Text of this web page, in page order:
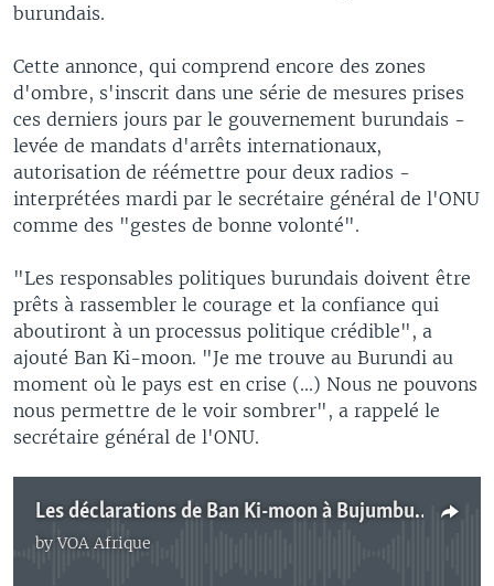
burundais.
Cette annonce, qui comprend encore des zones
d'ombre, s'inscrit dans une série de mesures prises
ces derniers jours par le gouvernement burundais -
levée de mandats d'arrêts internationaux,
autorisation de réémettre pour deux radios -
interprétées mardi par le secrétaire général de l'ONU
comme des "gestes de bonne volonté".
"Les responsables politiques burundais doivent être
prêts à rassembler le courage et la confiance qui
aboutiront à un processus politique crédible", a
ajouté Ban Ki-moon. "Je me trouve au Burundi au
moment où le pays est en crise (...) Nous ne pouvons
nous permettre de le voir sombrer", a rappelé le
secrétaire général de l'ONU.
Les déclarations de Ban Ki-moon à Bujumbura
byVOA Afrique
No media source currently available